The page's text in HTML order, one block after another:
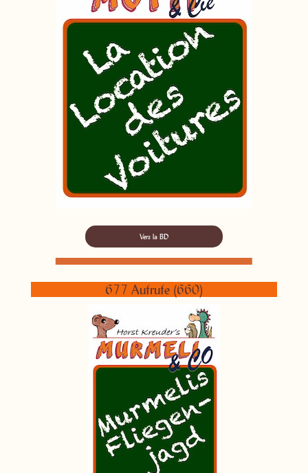
Vers la BD
677 Aufrufe (660)